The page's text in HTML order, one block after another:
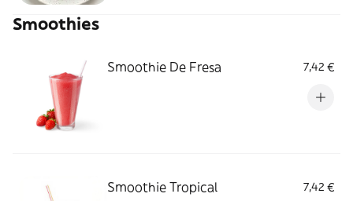
Smoothies
Smoothie De Fresa 7,42 €
Smoothie Tropical 7,42 €